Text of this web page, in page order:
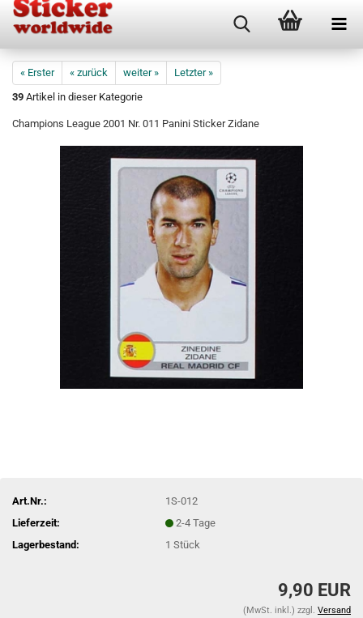
« Erster « zurück weiter »
Letzter »
39 Artikel in dieser Kategorie
Champions League 2001 Nr. 011 Panini Sticker Zidane
Art.Nr.:
1S-012
Lieferzeit:
2-4 Tage
Lagerbestand:
1Stück
9,90 EUR
(MwSt. inkl.) zzgl. Versand